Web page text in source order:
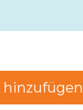
hinzufügen